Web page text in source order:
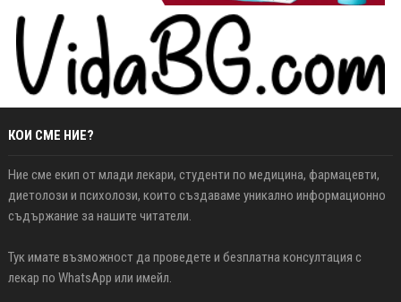
КОИ СМЕ НИЕ?
Ние сме екип от млади лекари, студенти по медицина, фармацевти,
диетолози и психолози, които създаваме уникално информационно
съдържание за нашите читатели.
Тук имате възможност да проведете и безплатна консултация с
лекар по WhatsApp или имейл.